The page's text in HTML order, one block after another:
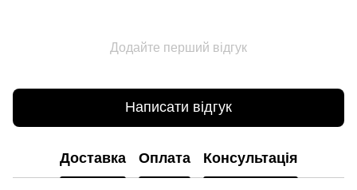
Додайте перший відгук
Написати відгук
Доставка Оплата Консультація